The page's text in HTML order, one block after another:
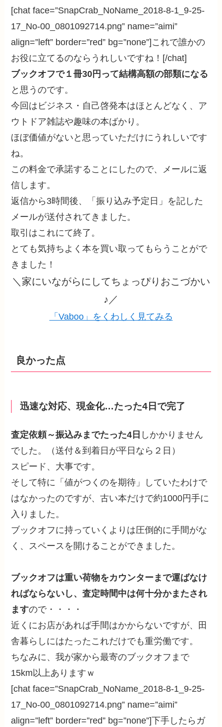
[chat face=”SnapCrab_NoName_2018-8-1_9-25-
17_No-00_0801092714.png” name=”aimi”
align=”left” border=”red” bg=”none”]これで誰かの
お役に立てるのならうれしいですね！[/chat]
ブックオフで１冊30円って結構高額の部類になる
と思うのです。
今回はビジネス・自己啓発本はほとんどなく、ア
ウトドア雑誌や趣味の本ばかり。
ほぼ価値がないと思っていただけにうれしいです
ね。
この料金で承諾することにしたので、メールに返
信します。
返信から3時間後、「振り込み予定日」を記した
メールが送付されてきました。
取引はこれにて終了。
とても気持ちよく本を買い取ってもらうことがで
きました！
＼家にいながらにしてちょっぴりおこづかい
♪／
「Vaboo」をくわしく見てみる
良かった点
迅速な対応、現金化…たった4日で完了
査定依頼～振込みまでたった4日 しかかりません
でした。（送付＆到着日が平日なら２日）
スピード、大事です。
そして特に「値がつくのを期待」していたわけで
はなかったのですが、古い本だけで約1000円手に
入りました。
ブックオフに持っていくよりは圧倒的に手間がな
く、スペースを開けることができました。
ブックオフは重い荷物をカウンターまで運ばなけ
ればならないし、査定時間中は何十分かまたされ
ますので・・・・
近くにお店があれば手間はかからないですが、田
舎暮らしにはたったこれだけでも重労働です。
ちなみに、我が家から最寄のブックオフまで
15km以上ありますｗ
[chat face=”SnapCrab_NoName_2018-8-1_9-25-
17_No-00_0801092714.png” name=”aimi”
align=”left” border=”red” bg=”none”]下手したらガ